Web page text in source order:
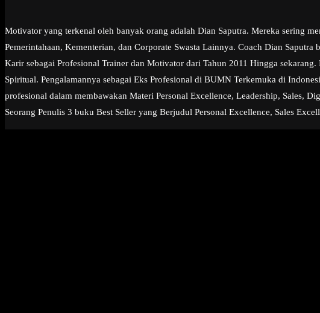
Motivator yang terkenal oleh banyak orang adalah Dian Saputra. Mereka sering
Pemerintahaan, Kementerian, dan Corporate Swasta Lainnya. Coach Dian
Karir sebagai Profesional Trainer dan Motivator dari Tahun 2011 Hingga
Spiritual. Pengalamannya sebagai Eks Profesional di BUMN Terkemuka di
profesional dalam membawakan Materi Personal Excellence, Leadership, Sales,
Seorang Penulis 3 buku Best Seller yang Berjudul Personal Excellence, Sales